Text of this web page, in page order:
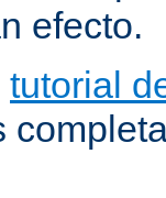
efecto.
tutorial